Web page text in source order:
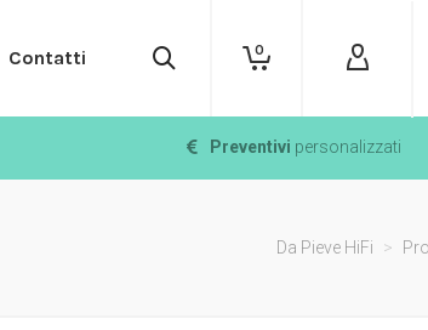
Contatti 0
Preventivi personalizzati
Da Pieve HiFi >